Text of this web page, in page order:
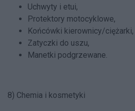
Uchwyty i etui,
Protektory motocyklowe,
Końcówki kierownicy/ciężarki,
Zatyczki do uszu,
Manetki podgrzewane.
8) Chemia i kosmetyki